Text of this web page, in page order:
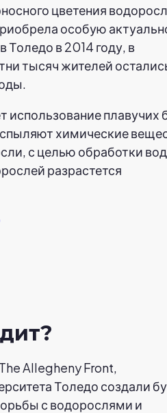
цветения
особую
Толедо в 2014 году, в
тысяч жителей
использование плавучих
химические
с целью обработки
разрастется
Allegheny Front,
Толедо создали
с водорослями и